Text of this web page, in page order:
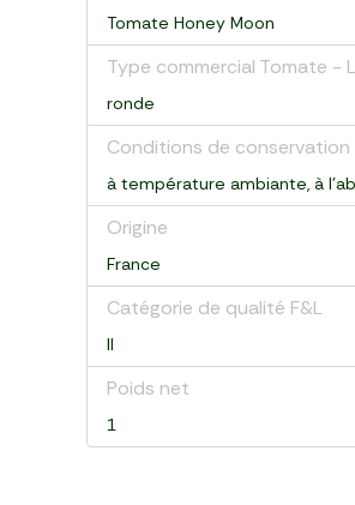
Tomate Honey Moon
Type commercial Tomate -
ronde
Conditions de conservation
à température ambiante, à
Origine
France
Catégorie de qualité F&L
II
Poids net
1